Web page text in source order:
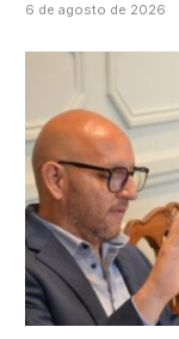
6 de agosto de 2026